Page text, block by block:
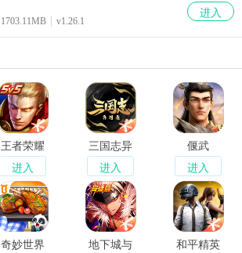
1703.11MB v1.26.1
进入
王者荣耀
进入
三国志异
闻录
进入
偃武
进入
奇妙世界
地下城与
和平精英